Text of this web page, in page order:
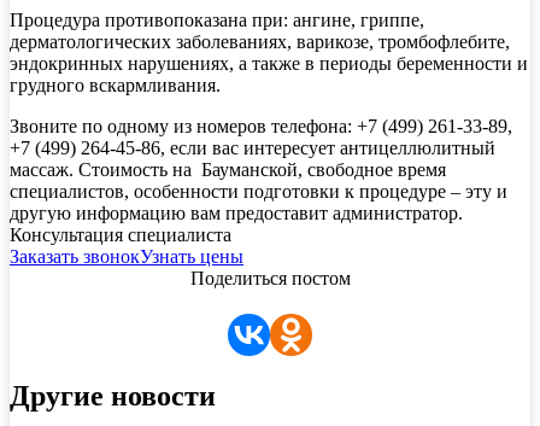
Процедура противопоказана при: ангине, гриппе,
дерматологических заболеваниях, варикозе, тромбофлебите,
эндокринных нарушениях, а также в периоды беременности и
грудного вскармливания.
Звоните по одному из номеров телефона: +7 (499) 261-33-89,
+7 (499) 264-45-86, если вас интересует антицеллюлитный
массаж. Стоимость на Бауманской, свободное время
специалистов, особенности подготовки к процедуре – эту и
другую информацию вам предоставит администратор.
Консультация специалиста
Заказать звонокУзнать цены
Поделиться постом
Другие новости